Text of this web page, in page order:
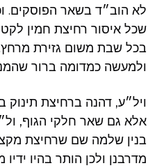
לא הוב״ד בשאר הפוסקים.
שכל איסור רחיצת חמין
בכל שבת משום גזירת
ולמעשה כמדומה ברור
ויל״ע, דהנה ברחיצת
אלא גם שאר חלקי הגוף,
בנין שלמה שם שרחיצת
מדרבנן ולכן הותר בהיו